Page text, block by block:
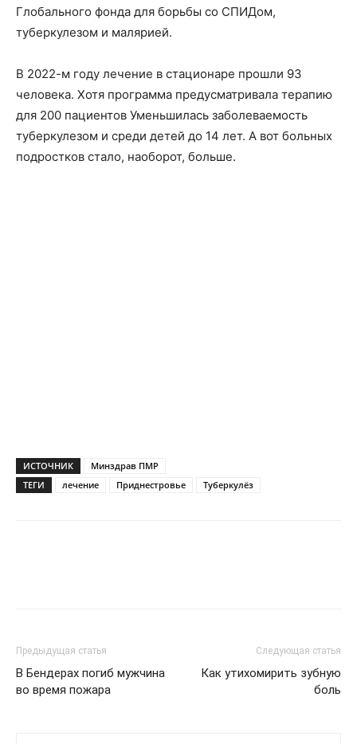
Глобального фонда для борьбы со СПИДом,
туберкулезом и малярией.
В 2022-м году лечение в стационаре прошли 93
человека. Хотя программа предусматривала терапию
для 200 пациентов Уменьшилась заболеваемость
туберкулезом и среди детей до 14 лет. А вот больных
подростков стало, наоборот, больше.
ИСТОЧНИК
Минздрав ПМР
ТЕГИ
лечение Приднестровье Туберкулёз
Предыдущая статья
В Бендерах погиб мужчина
во время пожара
Следующая статья
Как утихомирить зубную
боль